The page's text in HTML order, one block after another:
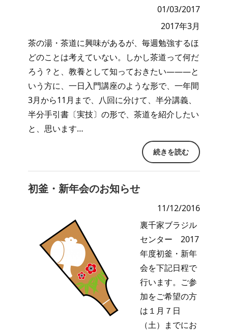
01/03/2017
2017年3月
茶の湯・茶道に興味があるが、毎週勉強するほ
どのことは考えていない。しかし茶道って何だ
ろう？と、教養として知っておきたい―――と
いう方に、一日入門講座のような形で、一年間
3月から11月まで、八回に分けて、半分講義、
半分手引書〔実技〕の形で、茶道を紹介したい
と、思います…
続きを読む
初釜・新年会のお知らせ
11/12/2016
裏千家ブラジル
センター 2017
年度初釜・新年
会を下記日程で
行います。ご参
加をご希望の方
は１月７日
（土）までにお